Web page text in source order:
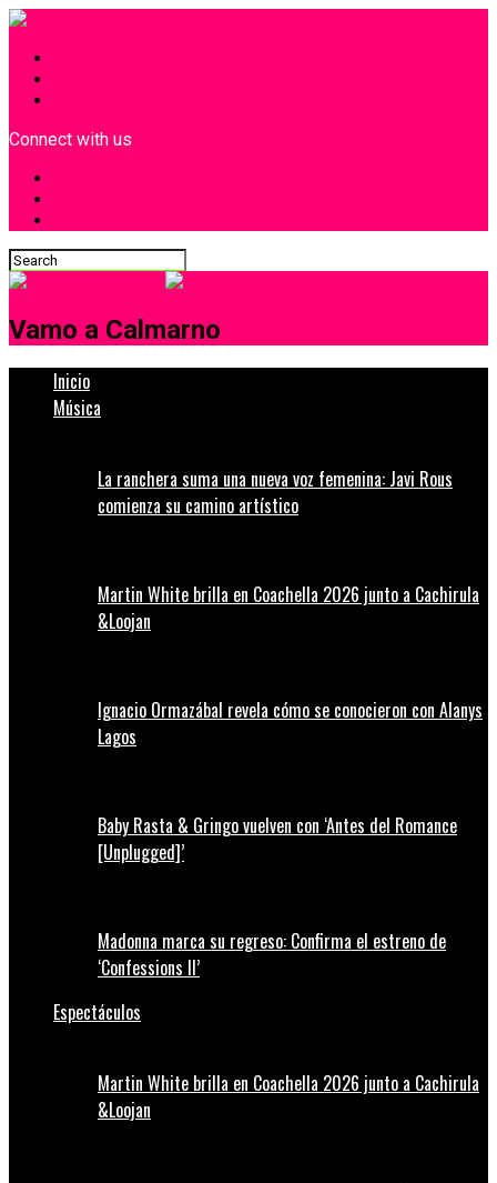
Connect with us
Vamo a Calmarno
Inicio
Música
La ranchera suma una nueva voz femenina: Javi Rous
comienza su camino artístico
Martin White brilla en Coachella 2026 junto a Cachirula
&Loojan
Ignacio Ormazábal revela cómo se conocieron con Alanys
Lagos
Baby Rasta & Gringo vuelven con ‘Antes del Romance
[Unplugged]’
Madonna marca su regreso: Confirma el estreno de
‘Confessions II’
Espectáculos
Martin White brilla en Coachella 2026 junto a Cachirula
&Loojan